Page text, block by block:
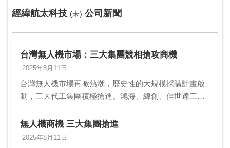
經緯航太科技 (未) 公司新聞
台灣無人機市場：三大集團競相搶攻商機
2025年8月11日
台灣無人機市場再掀熱潮，歷史性的大規模採購計畫啟
動，三大代工集團積極搶進。鴻海、緯創、佳世達三大
先機。 鴻海集團旗下京鼎半導體設備公司，成功收購艦
載型…
無人機商機 三大集團搶進
2025年8月11日